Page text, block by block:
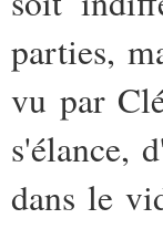
parties,
vu par
s'élance,
dans le